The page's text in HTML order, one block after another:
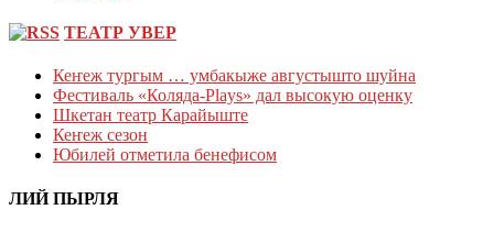
ТЕАТР УВЕР
Кеҥеж тургым … умбакыже августышто шуйна
Фестиваль «Коляда-Plays» дал высокую оценку
Шкетан театр Карайыште
Кеҥеж сезон
Юбилей отметила бенефисом
ЛИЙ ПЫРЛЯ